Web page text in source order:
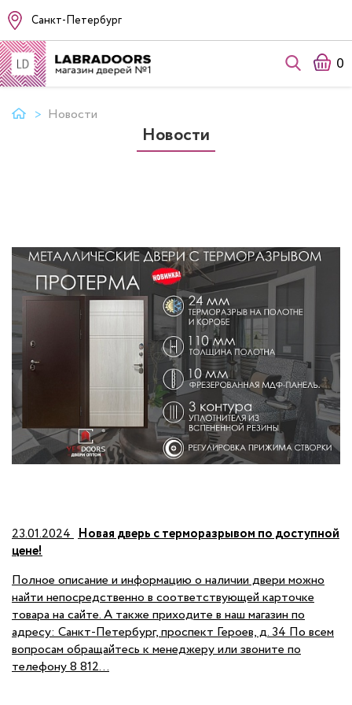
Санкт-Петербург
0
Новости
Новости
23.01.2024 Новая дверь с терморазрывом по доступной
цене!
Полное описание и информацию о наличии двери можно
найти непосредственно в соответствующей карточке
товара на сайте. А также приходите в наш магазин по
адресу: Санкт-Петербург, проспект Героев, д. 34 По всем
вопросам обращайтесь к менеджеру или звоните по
телефону 8 812...